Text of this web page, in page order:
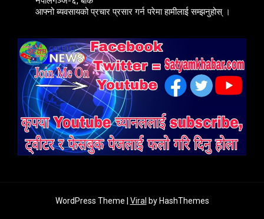
आफ्नो ब्यवसायको प्रचार प्रसार गर्न परेमा हामीलाई सम्झनुहोस् ।
WordPress Theme | Viral by HashThemes